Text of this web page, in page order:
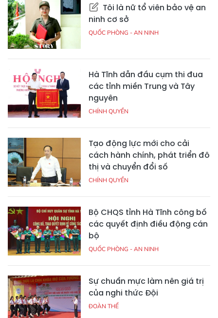
Tôi là nữ tổ viên bảo vệ an
ninh cơ sở
QUỐC PHÒNG - AN NINH
Hà Tĩnh dẫn đầu cụm thi đua
các tỉnh miền Trung và Tây
nguyên
CHÍNH QUYỀN
Tạo động lực mới cho cải
cách hành chính, phát triển đô
thị và chuyển đổi số
CHÍNH QUYỀN
Bộ CHQS tỉnh Hà Tĩnh công bố
các quyết định điều động cán
bộ
QUỐC PHÒNG - AN NINH
Sự chuẩn mực làm nên giá trị
của nghi thức Đội
ĐOÀN THỂ